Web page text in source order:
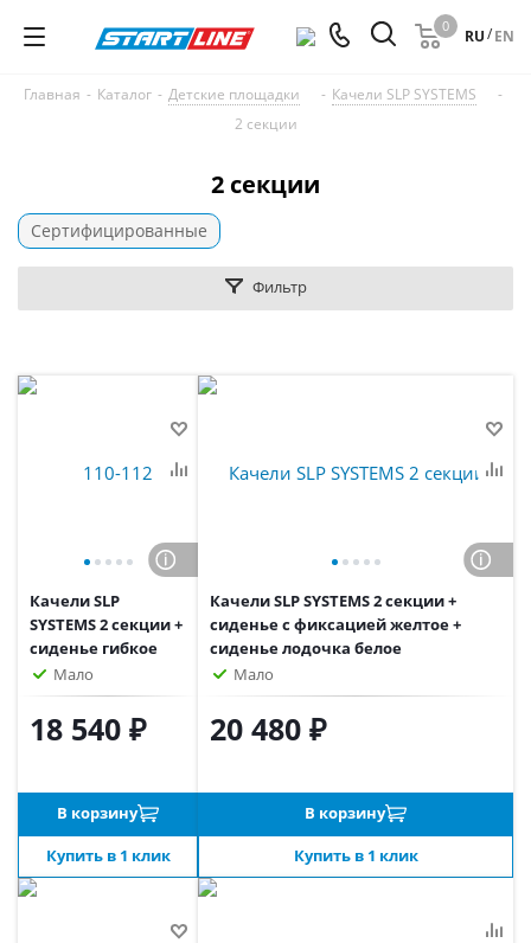
0
RU/EN
Главная - Каталог - Детские площадки - Качели SLP SYSTEMS
-
2 секции
2 секции
Сертифицированные
Фильтр
Качели SLP
SYSTEMS 2 секции +
сиденье гибкое
желтое + сиденье
диск красное
Мало
18 540 ₽
В корзину
Купить в 1 клик
Качели SLP SYSTEMS 2 секции +
сиденье с фиксацией желтое +
сиденье лодочка белое
Мало
20 480 ₽
В корзину
Купить в 1 клик